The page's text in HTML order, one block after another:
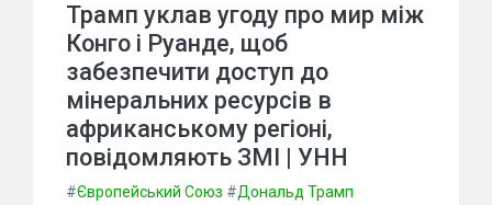
Трамп уклав угоду про мир між
Конго і Руанде, щоб
забезпечити доступ до
мінеральних ресурсів в
африканському регіоні,
повідомляють ЗМІ | УНН
#Європейський Союз #Дональд Трамп